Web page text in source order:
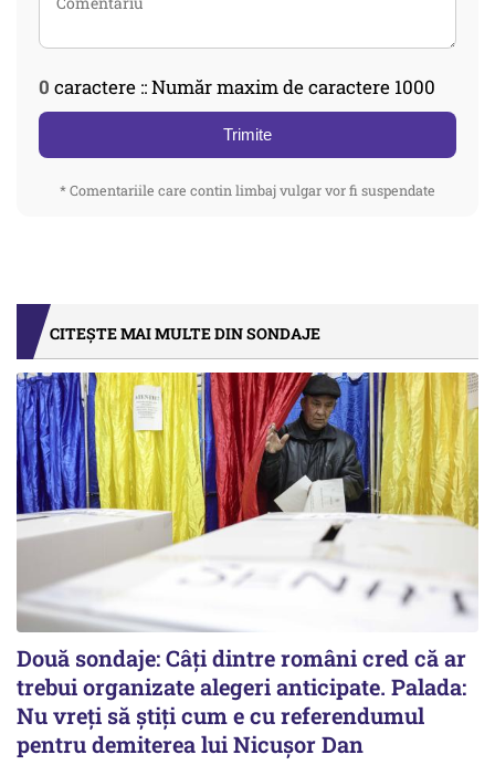
0 caractere :: Număr maxim de caractere 1000
Trimite
* Comentariile care contin limbaj vulgar vor fi suspendate
CITEȘTE MAI MULTE DIN SONDAJE
Două sondaje: Câți dintre români cred că ar
trebui organizate alegeri anticipate. Palada:
Nu vreți să știți cum e cu referendumul
pentru demiterea lui Nicușor Dan